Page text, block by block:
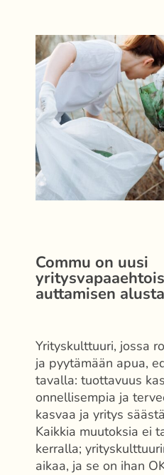
Commu on uusi
auttamisen
Yrityskulttuuri, jossa
ja pyytämään apua,
tavalla: tuottavuus
onnellisempia ja
kasvaa ja yritys
Kaikkia muutoksia ei
kerralla;
aikaa, ja se on ihan